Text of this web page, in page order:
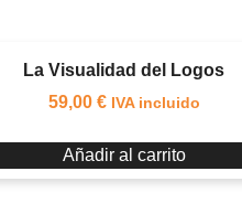
La Visualidad del Logos
59,00 € IVA incluido
Añadir al carrito